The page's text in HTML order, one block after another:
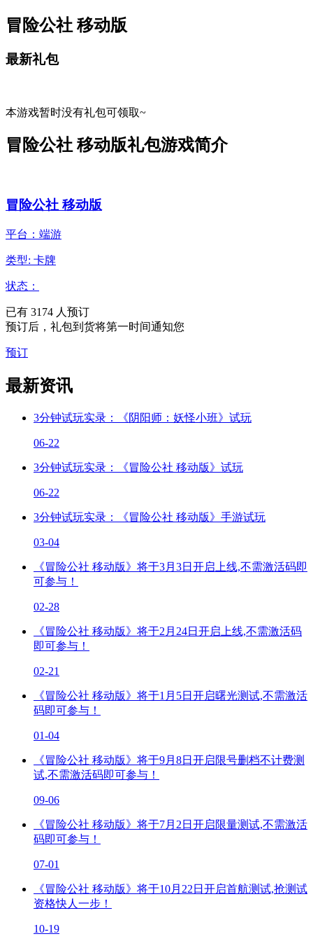
冒险公社 移动版
最新礼包
本游戏暂时没有礼包可领取~
冒险公社 移动版礼包游戏简介
冒险公社 移动版
平台：端游
类型: 卡牌
状态：
已有 3174 人预订
预订后，礼包到货将第一时间通知您
预订
最新资讯
3分钟试玩实录：《阴阳师：妖怪小班》试玩
06-22
3分钟试玩实录：《冒险公社 移动版》试玩
06-22
3分钟试玩实录：《冒险公社 移动版》手游试玩
03-04
《冒险公社 移动版》将于3月3日开启上线,不需激活码即
可参与！
02-28
《冒险公社 移动版》将于2月24日开启上线,不需激活码
即可参与！
02-21
《冒险公社 移动版》将于1月5日开启曙光测试,不需激活
码即可参与！
01-04
《冒险公社 移动版》将于9月8日开启限号删档不计费测
试,不需激活码即可参与！
09-06
《冒险公社 移动版》将于7月2日开启限量测试,不需激活
码即可参与！
07-01
《冒险公社 移动版》将于10月22日开启首航测试,抢测试
资格快人一步！
10-19